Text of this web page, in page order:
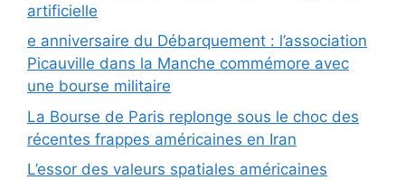
artificielle
e anniversaire du Débarquement : l’association
Picauville dans la Manche commémore avec
une bourse militaire
La Bourse de Paris replonge sous le choc des
récentes frappes américaines en Iran
L’essor des valeurs spatiales américaines